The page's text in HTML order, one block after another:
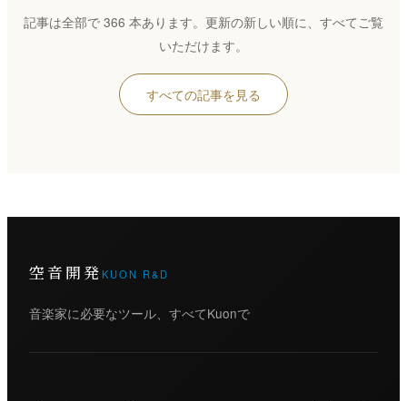
記事は全部で 366 本あります。更新の新しい順に、すべてご覧
いただけます。
すべての記事を見る
空音開発 KUON R&D
音楽家に必要なツール、すべてKuonで